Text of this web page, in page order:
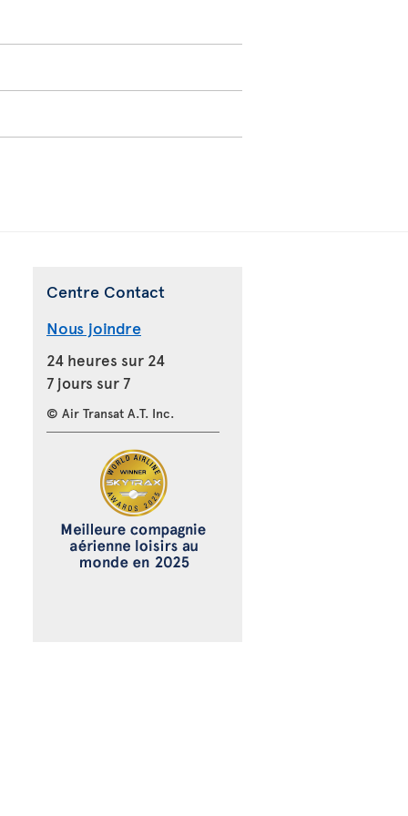
Centre Contact
Nous joindre
24 heures sur 24
7 jours sur 7
© Air Transat A.T. Inc.